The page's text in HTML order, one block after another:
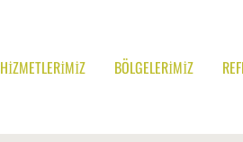
HIZMETLERIMIZ BÖLGELERIMIZ